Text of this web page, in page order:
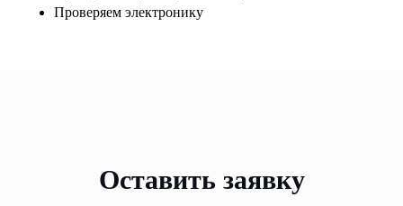
Проверяем электронику
Оставить заявку